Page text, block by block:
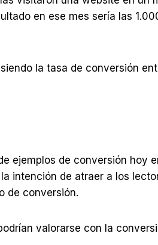
en ese mes sería las
la tasa de conversión
ejemplos de conversión hoy
intención de atraer a los
de conversión.
valorarse con la